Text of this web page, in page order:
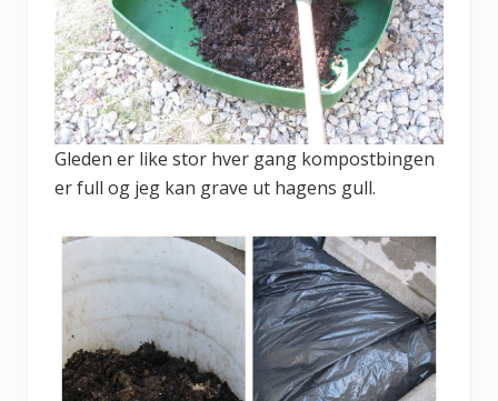
Gleden er like stor hver gang kompostbingen
er full og jeg kan grave ut hagens gull.